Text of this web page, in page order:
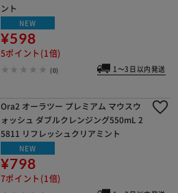
ント
NEW
¥598
5ポイント(1倍)
(0) 1～3日以内発送
Ora2 オーラツー プレミアム マウスウ
ォッシュ ダブルクレンジング550mL 2
5811 リフレッシュクリアミント
NEW
¥798
7ポイント(1倍)